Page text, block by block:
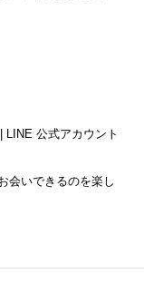
LINE 公式アカウント
会いできるのを楽し